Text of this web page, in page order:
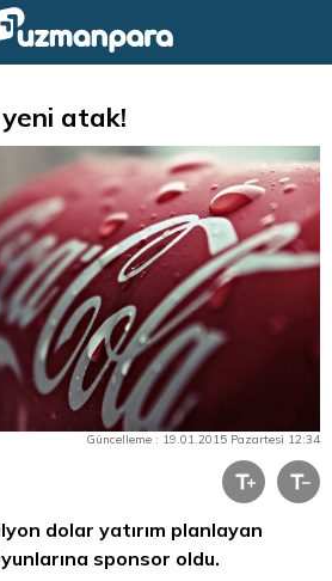
atak!
Güncelleme : 19.01.2015 Pazartesi 12:34
dolar yatırım planlayan
sponsor oldu.